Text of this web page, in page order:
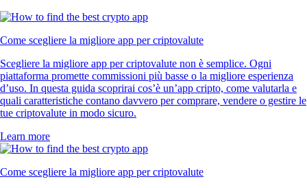
Come scegliere la migliore app per criptovalute
Scegliere la migliore app per criptovalute non è semplice. Ogni
piattaforma promette commissioni più basse o la migliore esperienza
d’uso. In questa guida scoprirai cos’è un’app cripto, come valutarla e
quali caratteristiche contano davvero per comprare, vendere o gestire le
tue criptovalute in modo sicuro.
Learn more
Come scegliere la migliore app per criptovalute